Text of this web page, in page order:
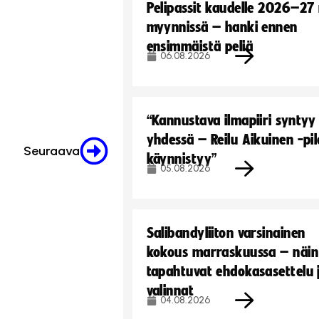
Seuraava
Pelipassit kaudelle
myynnissä – hanki ennen
ensimmäistä peliä
06.08.2026
“Kannustava ilmapiiri syntyy
yhdessä – Reilu Aikuinen -
käynnistyy”
05.08.2026
Salibandyliiton varsinainen
kokous marraskuussa – näin
tapahtuvat ehdokasasettelu
valinnat
04.08.2026